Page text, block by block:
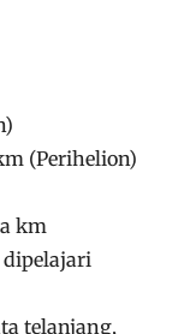
(Perihelion)
km
telanjang,